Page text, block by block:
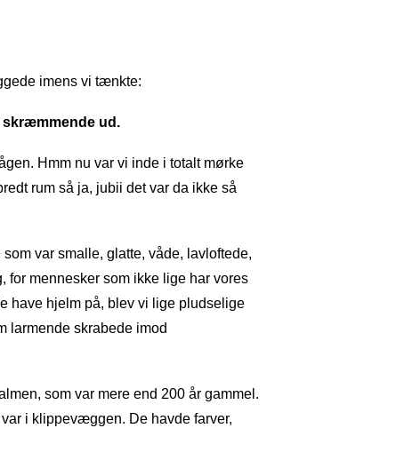
imens vi tænkte:
skræmmende ud.
Hmm nu var vi inde i totalt mørke
rum så ja, jubii det var da ikke så
var smalle, glatte, våde, lavloftede,
for mennesker som ikke lige har vores
have hjelm på, blev vi lige pludselige
larmende skrabede imod
som var mere end 200 år gammel.
i klippevæggen. De havde farver,